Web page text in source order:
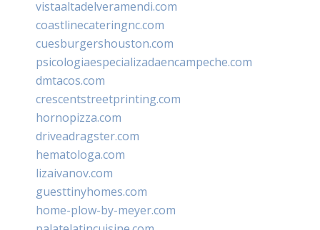
vistaaltadelveramendi.com
coastlinecateringnc.com
cuesburgershouston.com
psicologiaespecializadaencampeche.com
dmtacos.com
crescentstreetprinting.com
hornopizza.com
driveadragster.com
hematologa.com
lizaivanov.com
guesttinyhomes.com
home-plow-by-meyer.com